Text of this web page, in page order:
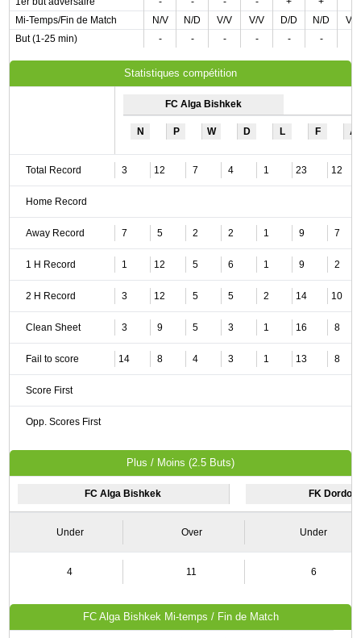
Mi-Temps/Fin de Match
N/V N/D V/V V/V D/D N/D
V/N
But (1-25 min)
- - - - - -
Statistiques compétition
FC Alga Bishkek
N P W D L F A
Total Record 3 12 7 4 1 23 12
Home Record
Away Record 7 5 2 2 1 9 7
1 H Record 1 12 5 6 1 9 2
2 H Record 3 12 5 5 2 14 10
Clean Sheet 3 9 5 3 1 16 8
Fail to score 14 8 4 3 1 13 8
Score First
Opp. Scores First
Plus / Moins (2.5 Buts)
FC Alga Bishkek FK Dordoi
Under Over Under
4 11 6
FC Alga Bishkek Mi-temps / Fin de Match